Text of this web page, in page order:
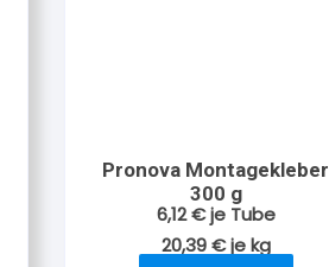
Pronova Montagekleber
300 g
6,12€ je Tube
20,39€jekg